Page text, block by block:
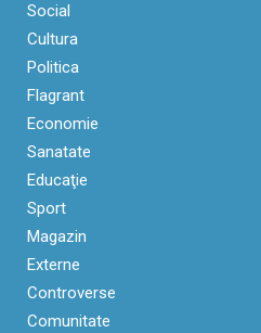
Social
Cultura
Politica
Flagrant
Economie
Sanatate
Educaţie
Sport
Magazin
Externe
Controverse
Comunitate